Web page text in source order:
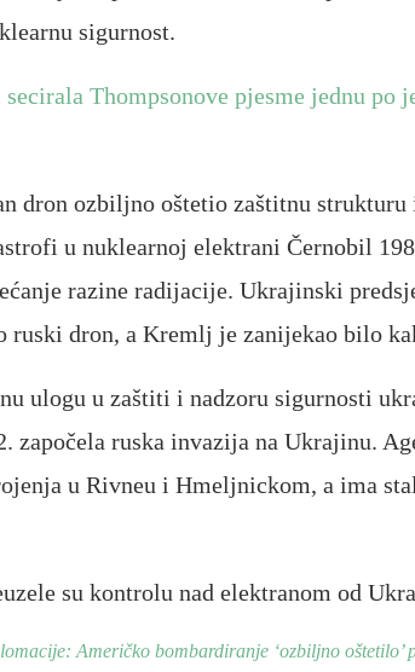
sigurnost.
Thompsonove pjesme jednu po
dron ozbiljno oštetio zaštitnu strukturu
u nuklearnoj elektrani Černobil
razine radijacije. Ukrajinski
ruski dron, a Kremlj je zanijekao bilo
ulogu u zaštiti i nadzoru sigurnosti
započela ruska invazija na Ukrajinu.
u Rivneu i Hmeljnickom, a ima
su kontrolu nad elektranom od
Američko bombardiranje ‘ozbiljno oštetilo’